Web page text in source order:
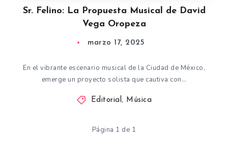
Sr. Felino: La Propuesta Musical de David
Vega Oropeza
marzo 17, 2025
En el vibrante escenario musical de la Ciudad de México,
emerge un proyecto solista que cautiva con…
Editorial, Música
Página 1 de 1